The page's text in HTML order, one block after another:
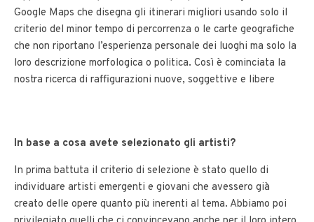
Google Maps che disegna gli itinerari migliori usando solo il
criterio del minor tempo di percorrenza o le carte geografiche
che non riportano l’esperienza personale dei luoghi ma solo la
loro descrizione morfologica o politica. Così è cominciata la
nostra ricerca di raffigurazioni nuove, soggettive e libere
In base a cosa avete selezionato gli artisti?
In prima battuta il criterio di selezione è stato quello di
individuare artisti emergenti e giovani che avessero già
creato delle opere quanto più inerenti al tema. Abbiamo poi